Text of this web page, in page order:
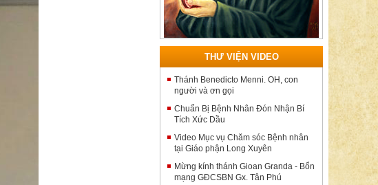
THƯ VIỆN VIDEO
Thánh Benedicto Menni. OH, con
người và ơn gọi
Chuẩn Bị Bệnh Nhân Đón Nhận Bí
Tích Xức Dầu
Video Mục vụ Chăm sóc Bệnh nhân
tại Giáo phận Long Xuyên
Mừng kính thánh Gioan Granda - Bổn
mạng GĐCSBN Gx. Tân Phú